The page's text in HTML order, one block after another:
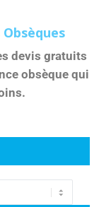
devis gratuits
obsèque qui